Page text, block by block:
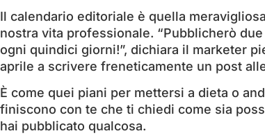
Il calendario editoriale è quella
nostra vita professionale. “Pubblicherò
ogni quindici giorni!”, dichiara il marketer
aprile a scrivere freneticamente un post
È come quei piani per mettersi a dieta o
finiscono con te che ti chiedi come sia
hai pubblicato qualcosa.